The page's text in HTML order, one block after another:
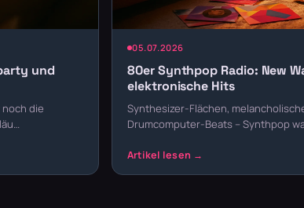
und
noch die
05.07.2026
80er Synthpop Radio: New
elektronische Hits
Synthesizer-Flächen,
Drumcomputer-Beats – Synthpop